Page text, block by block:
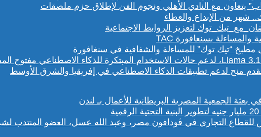
يتعاون مع النادي الأهلي ونجوم الفن لإطلاق حزم ملصقات
لتعزيز الروابط الاجتماعية
مطبخ “تيك توك” للمساءلة والشفافية في سنغافورة